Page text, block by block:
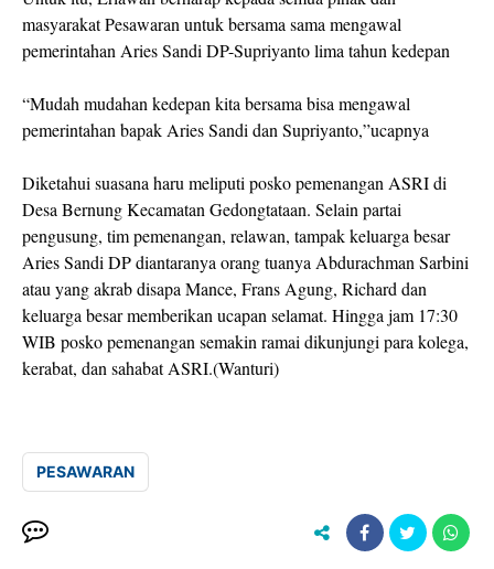
masyarakat Pesawaran untuk bersama sama mengawal
pemerintahan Aries Sandi DP-Supriyanto lima tahun kedepan
“Mudah mudahan kedepan kita bersama bisa mengawal
pemerintahan bapak Aries Sandi dan Supriyanto,”ucapnya
Diketahui suasana haru meliputi posko pemenangan ASRI di
Desa Bernung Kecamatan Gedongtataan. Selain partai
pengusung, tim pemenangan, relawan, tampak keluarga besar
Aries Sandi DP diantaranya orang tuanya Abdurachman Sarbini
atau yang akrab disapa Mance, Frans Agung, Richard dan
keluarga besar memberikan ucapan selamat. Hingga jam 17:30
WIB posko pemenangan semakin ramai dikunjungi para kolega,
kerabat, dan sahabat ASRI.(Wanturi)
PESAWARAN